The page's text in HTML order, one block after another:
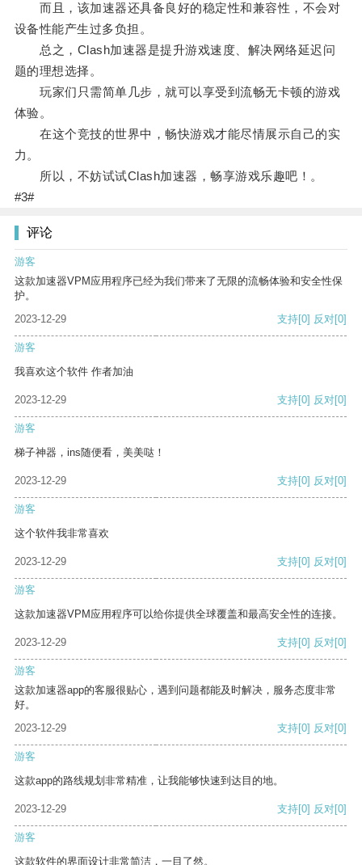
而且，该加速器还具备良好的稳定性和兼容性，不会对
设备性能产生过多负担。
总之，Clash加速器是提升游戏速度、解决网络延迟问
题的理想选择。
玩家们只需简单几步，就可以享受到流畅无卡顿的游戏
体验。
在这个竞技的世界中，畅快游戏才能尽情展示自己的实
力。
所以，不妨试试Clash加速器，畅享游戏乐趣吧！。
#3#
评论
游客
这款加速器VPM应用程序已经为我们带来了无限的流畅体验和安全性保
护。
2023-12-29
支持[0] 反对[0]
游客
我喜欢这个软件 作者加油
2023-12-29 支持[0] 反对[0]
游客
梯子神器，ins随便看，美美哒！
2023-12-29 支持[0] 反对[0]
游客
这个软件我非常喜欢
2023-12-29 支持[0] 反对[0]
游客
这款加速器VPM应用程序可以给你提供全球覆盖和最高安全性的连接。
2023-12-29 支持[0] 反对[0]
游客
这款加速器app的客服很贴心，遇到问题都能及时解决，服务态度非常
好。
2023-12-29
支持[0] 反对[0]
游客
这款app的路线规划非常精准，让我能够快速到达目的地。
2023-12-29 支持[0] 反对[0]
游客
这款软件的界面设计非常简洁，一目了然。